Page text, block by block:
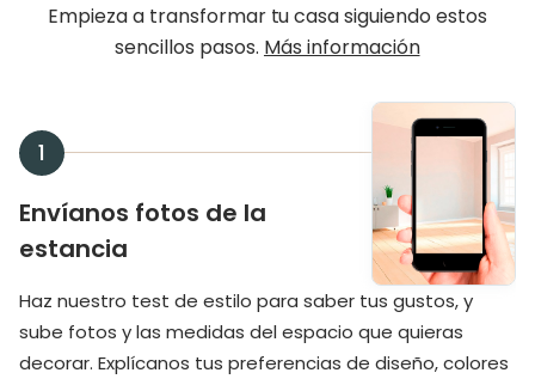
Empieza a transformar tu casa siguiendo estos
sencillos pasos. Más información
1
Envíanos fotos de la
estancia
Haz nuestro test de estilo para saber tus gustos, y
sube fotos y las medidas del espacio que quieras
decorar. Explícanos tus preferencias de diseño, colores